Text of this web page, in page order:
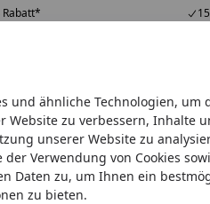
und ähnliche Technologien, um
Website zu verbessern, Inhalte
unserer Website zu
Verwendung von Cookies
Daten zu, um Ihnen ein
zu bieten.
Rabatt*
Bewertungen
Tipps & Tricks
Hunde Katzen